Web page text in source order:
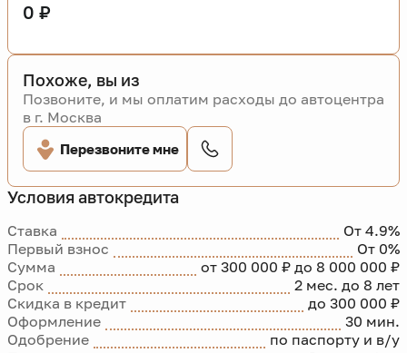
Условия автокредита
Ставка
От 4.9%
Первый взнос
От 0%
Сумма
от 300 000 ₽ до 8 000 000 ₽
Срок
2 мес. до 8 лет
Скидка в кредит
до 300 000 ₽
Оформление
30 мин.
Одобрение
по паспорту и в/у
0 ₽
Похоже, вы из
Позвоните, и мы оплатим расходы до автоцентра
в г. Москва
Перезвоните мне